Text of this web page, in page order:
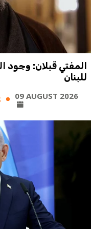
المفتي قبلان: وجود
للبنان
09 AUGUST 2026